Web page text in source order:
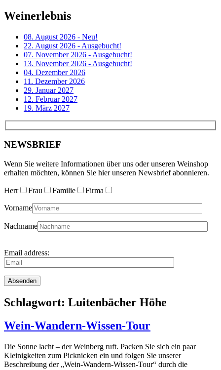
Weinerlebnis
08. August 2026 - Neu!
22. August 2026 - Ausgebucht!
07. November 2026 - Ausgebucht!
13. November 2026 - Ausgebucht!
04. Dezember 2026
11. Dezember 2026
29. Januar 2027
12. Februar 2027
19. März 2027
NEWSBRIEF
Wenn Sie weitere Informationen über uns oder unseren Weinshop
erhalten möchten, können Sie hier unseren Newsbrief abonnieren.
Herr Frau Familie Firma
Vorname
Nachname
Email address:
Schlagwort: Luitenbächer Höhe
Wein-Wandern-Wissen-Tour
Die Sonne lacht – der Weinberg ruft. Packen Sie sich ein paar
Kleinigkeiten zum Picknicken ein und folgen Sie unserer
Beschreibung der „Wein-Wandern-Wissen-Tour“ durch die